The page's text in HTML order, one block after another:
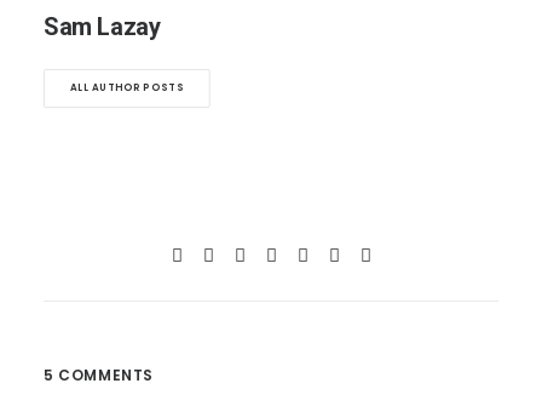
Sam Lazay
ALL AUTHOR POSTS
5 COMMENTS